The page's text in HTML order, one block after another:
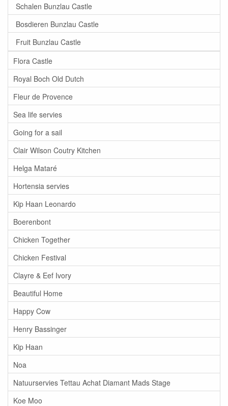
Schalen Bunzlau Castle
Bosdieren Bunzlau Castle
Fruit Bunzlau Castle
Flora Castle
Royal Boch Old Dutch
Fleur de Provence
Sea life servies
Going for a sail
Clair Wilson Coutry Kitchen
Helga Mataré
Hortensia servies
Kip Haan Leonardo
Boerenbont
Chicken Together
Chicken Festival
Clayre & Eef Ivory
Beautiful Home
Happy Cow
Henry Bassinger
Kip Haan
Noa
Natuurservies Tettau Achat Diamant Mads Stage
Koe Moo